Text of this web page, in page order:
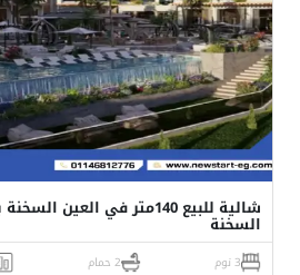
شالية للبيع 140متر في
السخنة
3 نوم 2 حمام